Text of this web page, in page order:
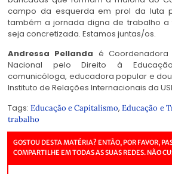
campo da esquerda em prol da luta
também a jornada digna de trabalho a
seja concretizada. Estamos juntas/os.
Andressa Pellanda é
Nacional pelo Direito à
comunicóloga, educadora popular e
Instituto de Relações Internacionais da
Tags:Educação e Capitalismo,Educação e
trabalho
GOSTOU DESTA MATÉRIA? ENTÃO, POR FAVOR,
COMPARTILHE EM TODAS AS SUAS REDES. NÃO